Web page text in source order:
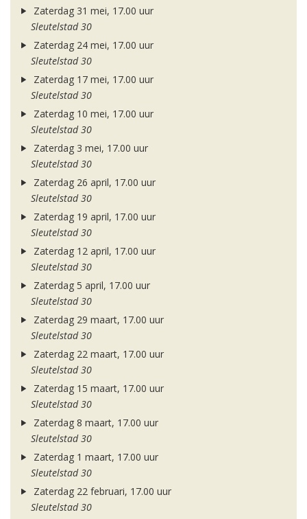
Zaterdag 31 mei, 17.00 uur
Sleutelstad 30
Zaterdag 24 mei, 17.00 uur
Sleutelstad 30
Zaterdag 17 mei, 17.00 uur
Sleutelstad 30
Zaterdag 10 mei, 17.00 uur
Sleutelstad 30
Zaterdag 3 mei, 17.00 uur
Sleutelstad 30
Zaterdag 26 april, 17.00 uur
Sleutelstad 30
Zaterdag 19 april, 17.00 uur
Sleutelstad 30
Zaterdag 12 april, 17.00 uur
Sleutelstad 30
Zaterdag 5 april, 17.00 uur
Sleutelstad 30
Zaterdag 29 maart, 17.00 uur
Sleutelstad 30
Zaterdag 22 maart, 17.00 uur
Sleutelstad 30
Zaterdag 15 maart, 17.00 uur
Sleutelstad 30
Zaterdag 8 maart, 17.00 uur
Sleutelstad 30
Zaterdag 1 maart, 17.00 uur
Sleutelstad 30
Zaterdag 22 februari, 17.00 uur
Sleutelstad 30